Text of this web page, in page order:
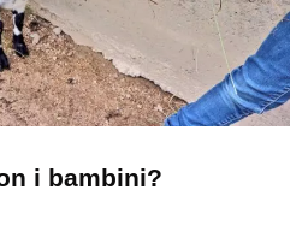
i bambini?